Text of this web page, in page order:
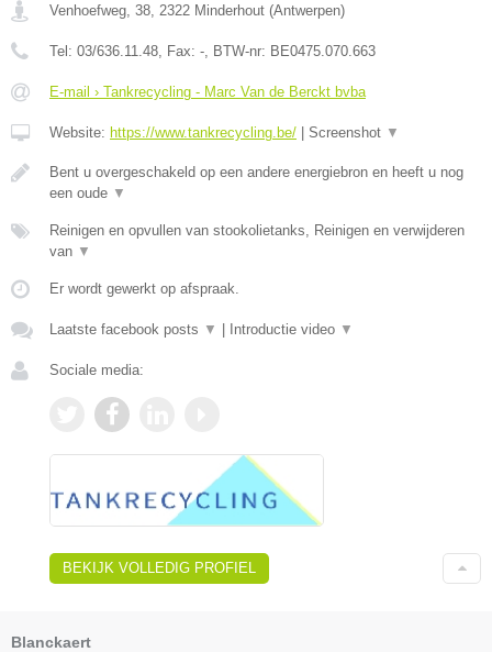
Venhoefweg, 38 2322 Minderhout (Antwerpen)
Tel: 03/636.11.48 , Fax: - , BTW-nr: BE0475.070.663
E-mail › Tankrecycling - Marc Van de Berckt bvba
Website: https://www.tankrecycling.be/ | Screenshot ▼
Bent u overgeschakeld op een andere energiebron en heeft u nog
een oude ▼
Reinigen en opvullen van stookolietanks, Reinigen en verwijderen
van ▼
Er wordt gewerkt op afspraak.
Laatste facebook posts ▼ | Introductie video ▼
Sociale media:
BEKIJK VOLLEDIG PROFIEL
Blanckaert